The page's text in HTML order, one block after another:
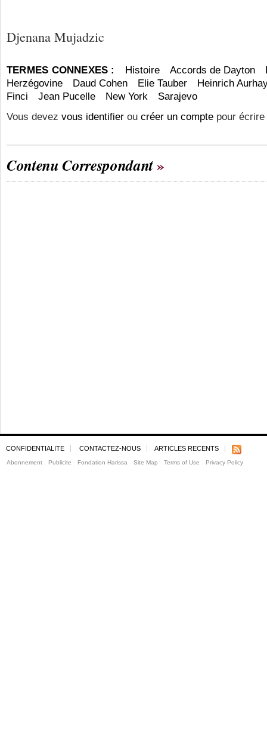
Djenana Mujadzic
TERMES CONNEXES : Histoire Accords de Dayton
Herzégovine
Daud Cohen Elie Tauber
Heinrich
Finci
Jean Pucelle New York
Sarajevo
Vous devez vous identifier ou créer un compte pour
Contenu Correspondant
CONFIDENTIALITE CONTACTEZ-NOUS ARTICLES RECENTS
Abonnement Publicite Fondation Harissa Site Map Terms of Use Privacy Policy